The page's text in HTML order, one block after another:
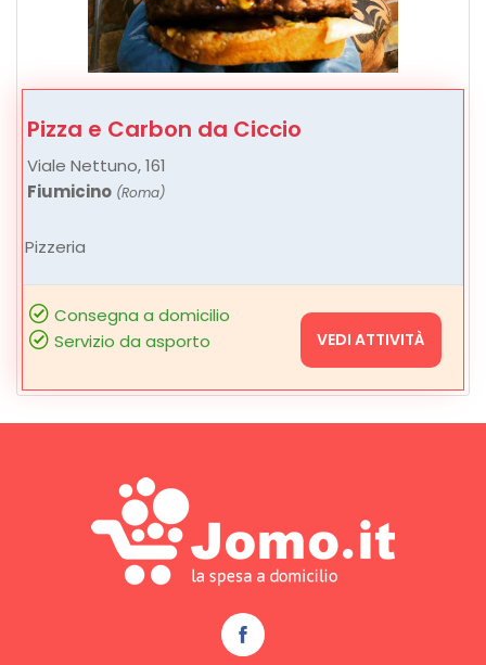
Pizza e Carbon da Ciccio
Viale Nettuno, 161
Fiumicino (Roma)
Pizzeria
Consegna a domicilio
Servizio da asporto
VEDI ATTIVITÀ